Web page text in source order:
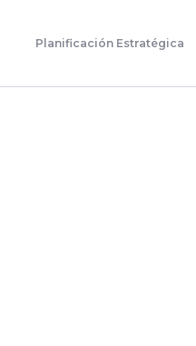
Planificación Estratégica